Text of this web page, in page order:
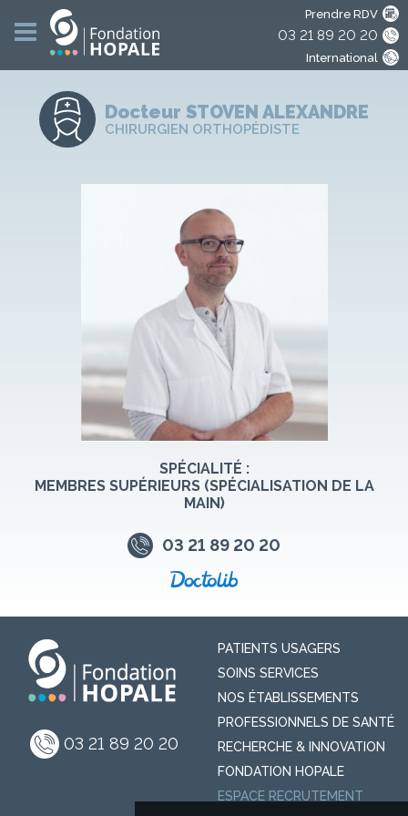
Prendre RDV
03 21 89 20 20
International
Docteur STOVEN ALEXANDRE
CHIRURGIEN ORTHOPÉDISTE
SPÉCIALITÉ :
MEMBRES SUPÉRIEURS (SPÉCIALISATION DE LA
MAIN)
03 21 89 20 20
03 21 89 20 20
PATIENTS USAGERS
SOINS SERVICES
NOS ÉTABLISSEMENTS
PROFESSIONNELS DE SANTÉ
RECHERCHE & INNOVATION
FONDATION HOPALE
ESPACE RECRUTEMENT